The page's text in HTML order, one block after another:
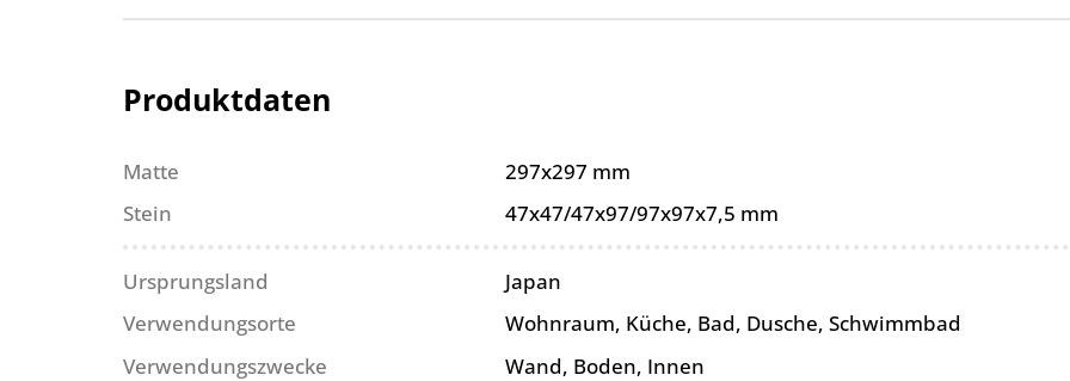
Produktdaten
Matte
297x297 mm
Stein
47x47/47x97/97x97x7,5 mm
Ursprungsland
Japan
Verwendungsorte
Wohnraum, Küche, Bad, Dusche, Schwimmbad
Verwendungszwecke
Wand, Boden, Innen